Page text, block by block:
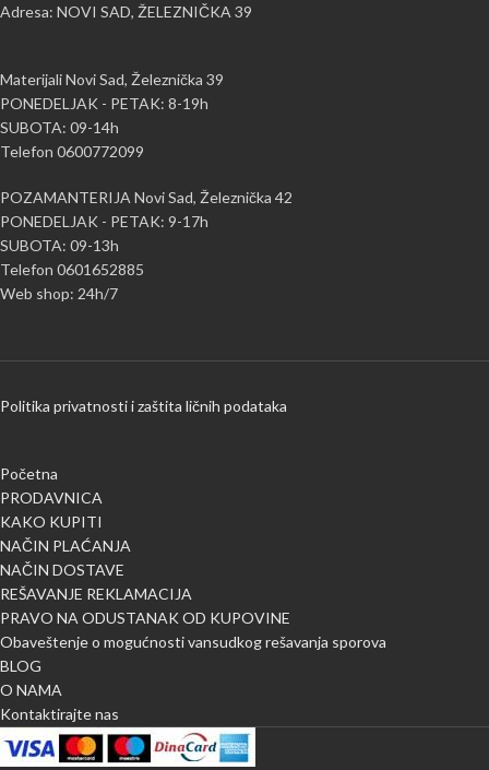
Adresa: NOVI SAD, ŽELEZNIČKA 39
Materijali Novi Sad, Železnička 39
PONEDELJAK - PETAK: 8-19h
SUBOTA: 09-14h
Telefon 0600772099
POZAMANTERIJA Novi Sad, Železnička 42
PONEDELJAK - PETAK: 9-17h
SUBOTA: 09-13h
Telefon 0601652885
Web shop: 24h/7
Politika privatnosti i zaštita ličnih podataka
Početna
PRODAVNICA
KAKO KUPITI
NAČIN PLAĆANJA
NAČIN DOSTAVE
REŠAVANJE REKLAMACIJA
PRAVO NA ODUSTANAK OD KUPOVINE
Obaveštenje o mogućnosti vansudkog rešavanja sporova
BLOG
O NAMA
Kontaktirajte nas